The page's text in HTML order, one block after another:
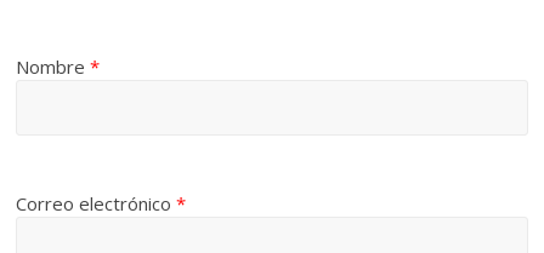
Nombre*
Correo electrónico*